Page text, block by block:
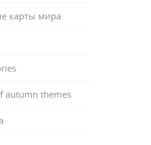
карты мира
autumn themes